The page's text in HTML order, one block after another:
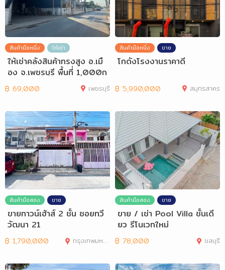
สินค้ามือหนึ่ง ให้เช่า
ให้เช่าคลังสินค้าทรงสูง อ.เมื
อง จ.เพชรบุรี พื้นที่ 1,000ก
ว่า
฿ 69,000 เพชรบุรี
สินค้ามือหนึ่ง ขาย
โกดังโรงงานราคาดี
฿ 5,990,000 สมุทรสาคร
สินค้ามือสอง ขาย
ขายทาวน์เฮ้าส์ 2 ชั้น ซอยทวี
วัฒนา 21
฿ 1,790,000 กรุงเทพมหานคร
สินค้ามือสอง ขาย
ขาย / เช่า Pool Villa ชั้นเดี
ยว รีโนเวทใหม่
฿ 78,000 ชลบุรี